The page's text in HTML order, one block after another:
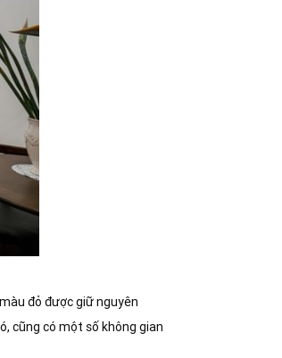
đỏ được giữ nguyên
cũng có một số không gian